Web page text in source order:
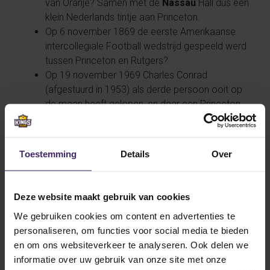
Toestemming Details Over
Deze website maakt gebruik van cookies
We gebruiken cookies om content en advertenties te
personaliseren, om functies voor social media te bieden
en om ons websiteverkeer te analyseren. Ook delen we
informatie over uw gebruik van onze site met onze
van Oranje? Samen met de Nassau Hall dus een
klein Nederlands tintje aan Princeton.
Op 6 november 1869 de eerste Amerikaanse
intercollegiale Football wedstrijd gespeeld werd
tussen Princeton en Rutgers?
Op 19 november 1969 Charles Conrad
(afgestuurd in 1953) als derde persoon ooit op
de maan heeft gelopen, en daar een Princeton
competitie?
Transformers?
Het grote prestigieuze Princeton University. Vanaf
komend seizoen is deze schitterende universiteit het